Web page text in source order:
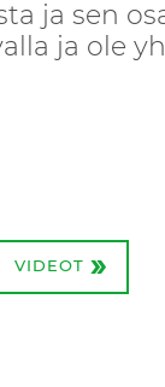
ja sen
ja ole
VIDEOT »